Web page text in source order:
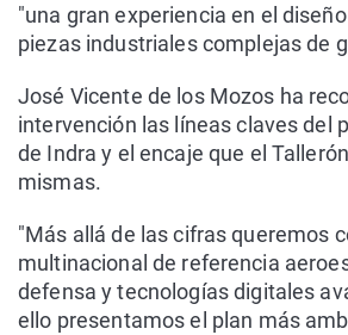
"una gran experiencia en el
piezas industriales complejas de
José Vicente de los Mozos ha
intervención las líneas claves del
de Indra y el encaje que el
mismas.
"Más allá de las cifras queremos
multinacional de referencia
defensa y tecnologías digitales
ello presentamos el plan más